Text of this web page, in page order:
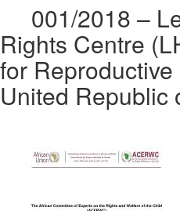
001/2018 –
Rights Centre
for
United Republic